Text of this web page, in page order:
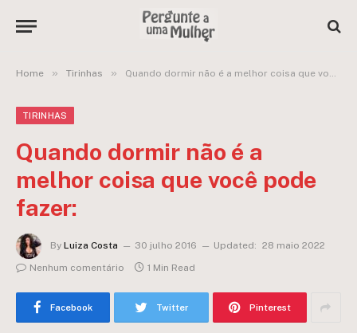
Home » Tirinhas » Quando dormir não é a melhor coisa que você pode fazer:
TIRINHAS
Quando dormir não é a
melhor coisa que você pode
fazer:
By Luiza Costa 30 julho 2016 Updated: 28 maio 2022
Nenhum comentário
1 Min Read
Facebook Twitter Pinterest